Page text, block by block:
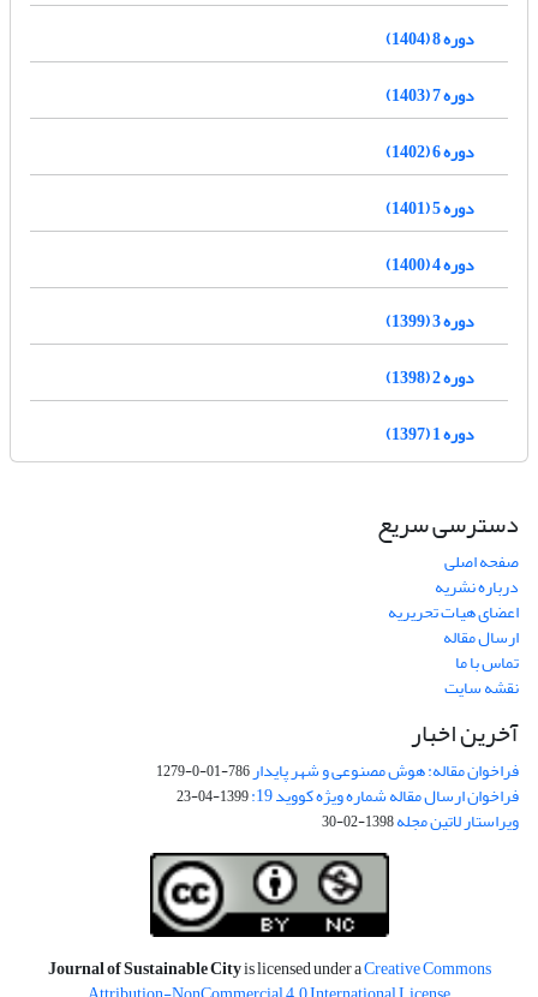
دوره 8 (1404)
دوره 7 (1403)
دوره 6 (1402)
دوره 5 (1401)
دوره 4 (1400)
دوره 3 (1399)
دوره 2 (1398)
دوره 1 (1397)
دسترسی سریع
صفحه اصلی
درباره نشریه
اعضای هیات تحریریه
ارسال مقاله
تماس با ما
نقشه سایت
آخرین اخبار
فراخوان مقاله: هوش مصنوعی و شهر پایدار786-01-0-1279
فراخوان ارسال مقاله شماره ویژه کووید 19: 1399-04-23
ویراستار لاتین مجله1398-02-30
Journal of Sustainable Cityis licensed under aCreative Commons